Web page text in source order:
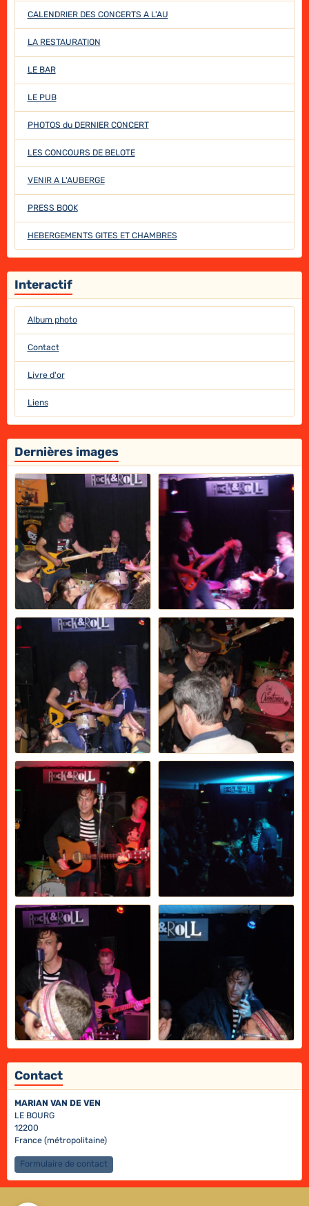
CALENDRIER DES CONCERTS A L'AU
LA RESTAURATION
LE BAR
LE PUB
PHOTOS du DERNIER CONCERT
LES CONCOURS DE BELOTE
VENIR A L'AUBERGE
PRESS BOOK
HEBERGEMENTS GITES ET CHAMBRES
Interactif
Album photo
Contact
Livre d'or
Liens
Dernières images
Contact
MARIAN VAN DE VEN
LE BOURG
12200
France (métropolitaine)
Formulaire de contact